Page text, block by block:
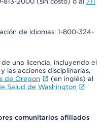
de idiomas: 1-800-324-
una licencia, incluyendo el
las acciones disciplinarias,
de Oregon
(en inglés) al
Salud de Washington
comunitarios afiliados